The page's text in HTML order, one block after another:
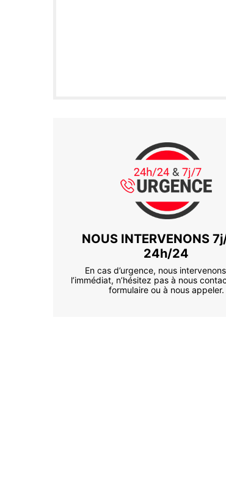
NOUS INTERVENONS
24h/24
En cas d’urgence, nous
l’immédiat, n’hésitez pas à nous
formulaire ou à nous appeler.